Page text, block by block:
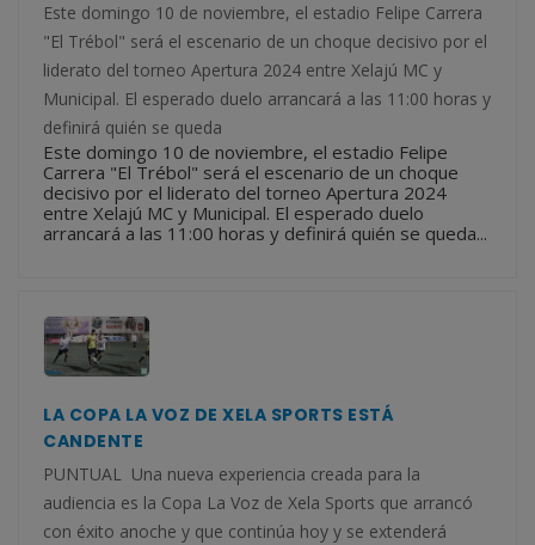
Este domingo 10 de noviembre, el estadio Felipe Carrera
"El Trébol" será el escenario de un choque decisivo por el
liderato del torneo Apertura 2024 entre Xelajú MC y
Municipal. El esperado duelo arrancará a las 11:00 horas y
definirá quién se queda
Este domingo 10 de noviembre, el estadio Felipe
Carrera "El Trébol" será el escenario de un choque
decisivo por el liderato del torneo Apertura 2024
entre Xelajú MC y Municipal. El esperado duelo
arrancará a las 11:00 horas y definirá quién se queda...
LA COPA LA VOZ DE XELA SPORTS ESTÁ
CANDENTE
PUNTUAL Una nueva experiencia creada para la
audiencia es la Copa La Voz de Xela Sports que arrancó
con éxito anoche y que continúa hoy y se extenderá